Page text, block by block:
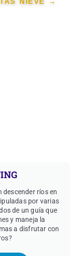
descender ríos en
por varias
de un guía que
y maneja la
a disfrutar con